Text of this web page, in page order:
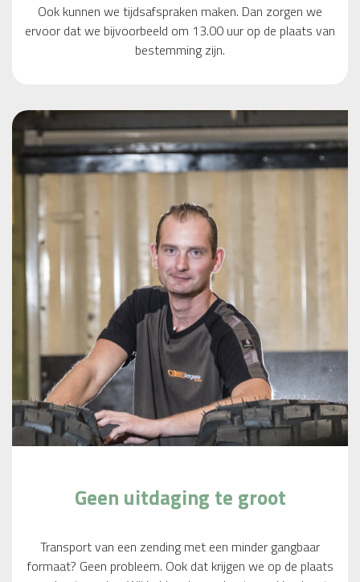
Ook kunnen we tijdsafspraken maken. Dan zorgen we
ervoor dat we bijvoorbeeld om 13.00 uur op de plaats van
bestemming zijn.
Geen uitdaging te groot
Transport van een zending met een minder gangbaar
formaat? Geen probleem. Ook dat krijgen we op de plaats